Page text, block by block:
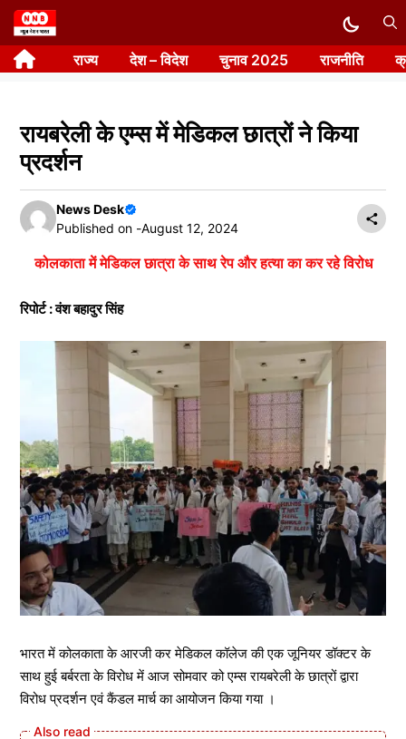
Skip
to
content राज्य देश – विदेश चुनाव 2025 राजनीति
रायबरेली के एम्स में मेडिकल छात्रों ने किया
प्रदर्शन
News Desk
Published on -August 12, 2024
कोलकाता में मेडिकल छात्रा के साथ रेप और हत्या का कर रहे विरोध
रिपोर्ट : वंश बहादुर सिंह
भारत में कोलकाता के आरजी कर मेडिकल कॉलेज की एक जूनियर डॉक्टर के
साथ हुई बर्बरता के विरोध में आज सोमवार को एम्स रायबरेली के छात्रों द्वारा
विरोध प्रदर्शन एवं कैंडल मार्च का आयोजन किया गया ।